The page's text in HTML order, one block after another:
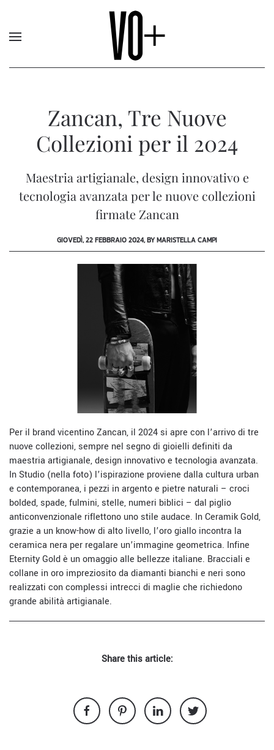
Zancan, Tre Nuove
Collezioni per il 2024
Maestria artigianale, design innovativo e
tecnologia avanzata per le nuove collezioni
firmate Zancan
GIOVEDÌ, 22 FEBBRAIO 2024, BY MARISTELLA CAMPI
Per il brand vicentino Zancan, il 2024 si apre con l’arrivo di tre
nuove collezioni, sempre nel segno di gioielli definiti da
maestria artigianale, design innovativo e tecnologia avanzata.
In Studio (nella foto) l’ispirazione proviene dalla cultura urban
e contemporanea, i pezzi in argento e pietre naturali – croci
bolded, spade, fulmini, stelle, numeri biblici – dal piglio
anticonvenzionale riflettono uno stile audace. In Ceramik Gold,
grazie a un know-how di alto livello, l’oro giallo incontra la
ceramica nera per regalare un’immagine geometrica. Infine
Eternity Gold è un omaggio alle bellezze italiane. Bracciali e
collane in oro impreziosito da diamanti bianchi e neri sono
realizzati con complessi intrecci di maglie che richiedono
grande abilità artigianale.
Share this article: